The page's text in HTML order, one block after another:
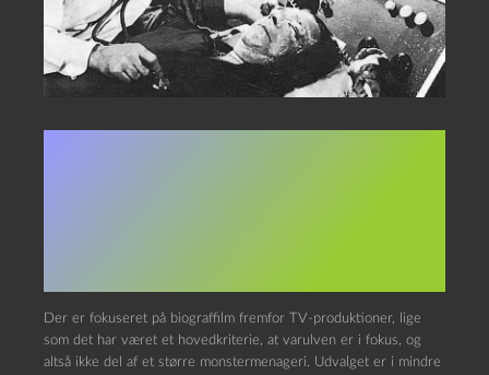
Der er fokuseret på biograffilm fremfor TV-produktioner, lige
som det har været et hovedkriterie, at varulven er i fokus, og
altså ikke del af et større monstermenageri. Udvalget er i mindre